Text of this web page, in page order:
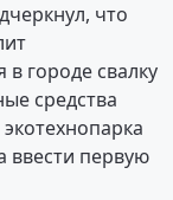
что
городе свалку
средства
ввести первую